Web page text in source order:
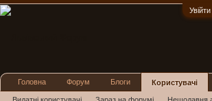
Головна Форум Блоги Користувачі